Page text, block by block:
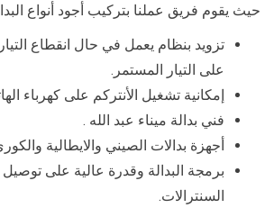
حيث يقوم فريق عملنا بتركيب أجود أنواع
تزويد بنظام يعمل في حال انقطاع
على التيار المستمر.
إمكانية تشغيل الأنتركم على كهرباء
فني بدالة ميناء عبد الله .
أجهزة بدالات الصيني والايطالية
برمجة البدالة وقدرة عالية على
السنترالات.